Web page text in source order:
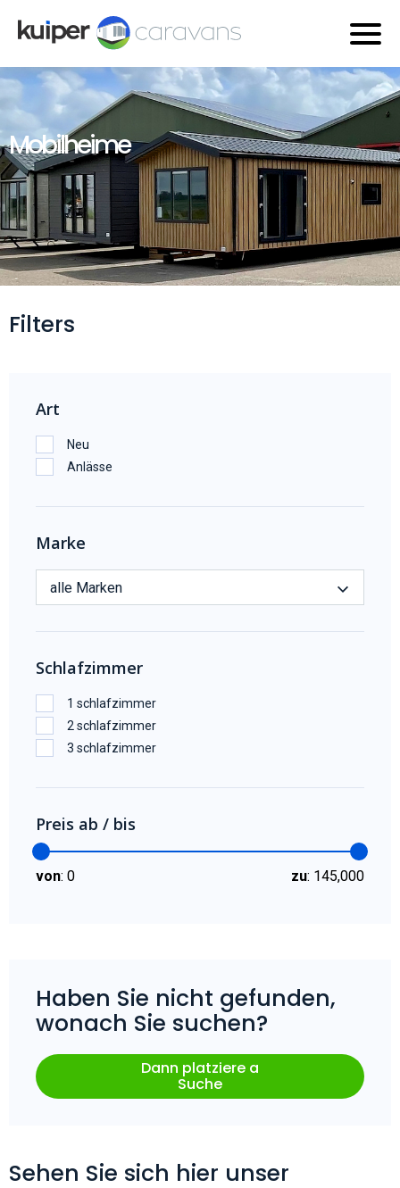
Mobilheime
Sehen Sie sich hier unser
Filters
Art
Neu
Anlässe
Marke
alle Marken
Schlafzimmer
1 schlafzimmer
2 schlafzimmer
3 schlafzimmer
Preis ab / bis
von: 0 zu: 145,000
Haben Sie nicht gefunden,
wonach Sie suchen?
Dann platziere a
Suche